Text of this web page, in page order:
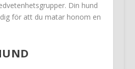
Din hund
för att du matar honom en